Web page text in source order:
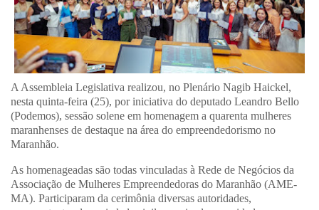
A Assembleia Legislativa realizou, no Plenário Nagib Haickel,
nesta quinta-feira (25), por iniciativa do deputado Leandro Bello
(Podemos), sessão solene em homenagem a quarenta mulheres
maranhenses de destaque na área do empreendedorismo no
Maranhão.
As homenageadas são todas vinculadas à Rede de Negócios da
Associação de Mulheres Empreendedoras do Maranhão (AME-
MA). Participaram da cerimônia diversas autoridades,